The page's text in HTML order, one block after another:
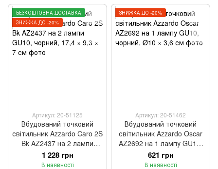
БЕЗКОШТОВНА ДОСТАВКА
ЗНИЖКА ДО -20%
Артикул: 20-51125
Вбудований точковий
світильник Azzardo Caro 2S
Bk AZ2437 на 2 лампи
GU10, чорний, 17,4 × 9,3 ×
7 см
1 228 грн
В наявності
ЗНИЖКА ДО -20%
Артикул: 20-51462
Вбудований точковий
світильник Azzardo Oscar
AZ2692 на 1 лампу GU10,
чорний, Ø10 × 3,6 см
621 грн
В наявності